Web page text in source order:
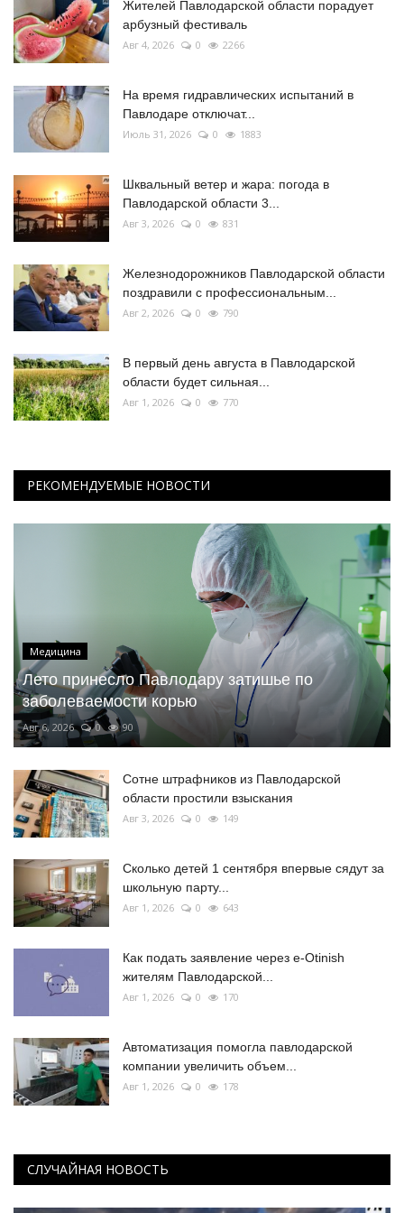
Жителей Павлодарской области порадует
арбузный фестиваль
Авг 4, 2026 0 2266
На время гидравлических испытаний в
Павлодаре отключат...
Июль 31, 2026 0 1883
Шквальный ветер и жара: погода в
Павлодарской области 3...
Авг 3, 2026 0 831
Железнодорожников Павлодарской области
поздравили с профессиональным...
Авг 2, 2026 0 790
В первый день августа в Павлодарской
области будет сильная...
Авг 1, 2026 0 770
РЕКОМЕНДУЕМЫЕ НОВОСТИ
Медицина
Лето принесло Павлодару затишье по
заболеваемости корью
Авг 6, 2026 0 90
Сотне штрафников из Павлодарской
области простили взыскания
Авг 3, 2026 0 149
Сколько детей 1 сентября впервые сядут за
школьную парту...
Авг 1, 2026 0 643
Как подать заявление через e-Otinish
жителям Павлодарской...
Авг 1, 2026 0 170
Автоматизация помогла павлодарской
компании увеличить объем...
Авг 1, 2026 0 178
СЛУЧАЙНАЯ НОВОСТЬ